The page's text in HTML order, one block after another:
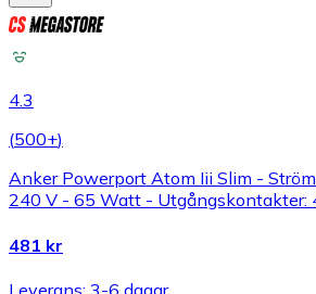
4.3
(500+)
Anker Powerport Atom Iii Slim -
240 V - 65 Watt - Utgångskontakter:
481 kr
Leverans: 3-6 dagar